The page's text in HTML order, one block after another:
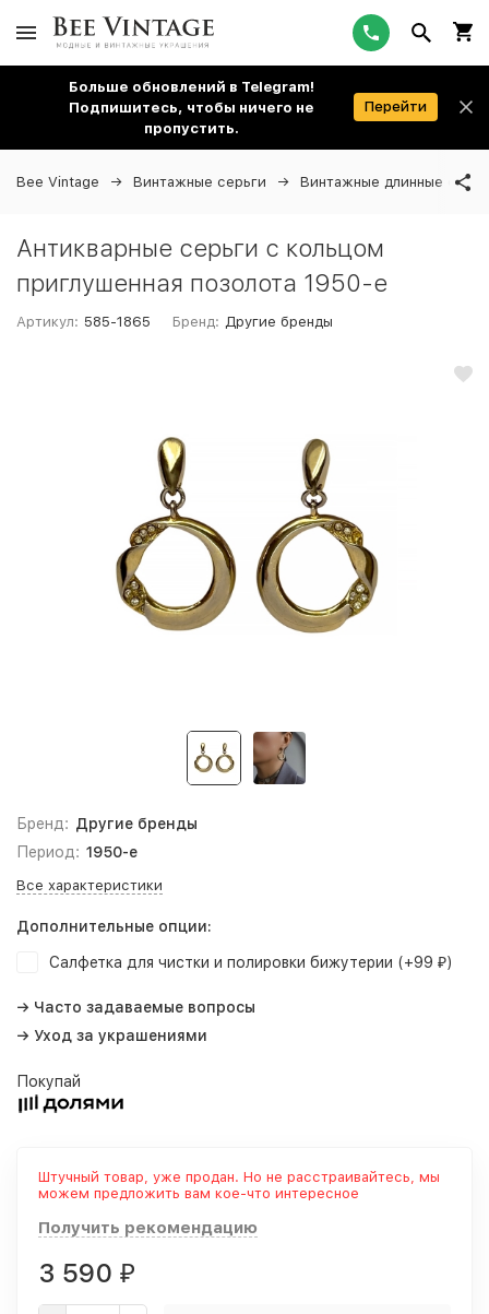
Больше обновлений в Telegram!
Подпишитесь, чтобы ничего не
пропустить.
Перейти
Bee Vintage Винтажные серьги Винтажные длинные
Антикварные серьги с кольцом
приглушенная позолота 1950-е
Артикул: 585-1865 Бренд: Другие бренды
Бренд: Другие бренды
Период: 1950-е
Все характеристики
Дополнительные опции:
Салфетка для чистки и полировки бижутерии (+99 ₽)
→ Часто задаваемые вопросы
→ Уход за украшениями
Покупай
Штучный товар, уже продан. Но не расстраивайтесь, мы
можем предложить вам кое-что интересное
Получить рекомендацию
3 590 ₽